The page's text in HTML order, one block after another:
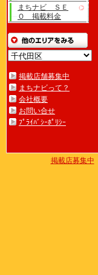
まちナビ ＳＥ
Ｏ 掲載料金
掲載店舗募集中
まちナビって？
会社概要
お問い合せ
ﾌﾟﾗｲﾊﾞｼｰﾎﾟﾘｼｰ
掲載店募集中